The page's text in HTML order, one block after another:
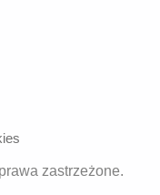
zastrzeżone.